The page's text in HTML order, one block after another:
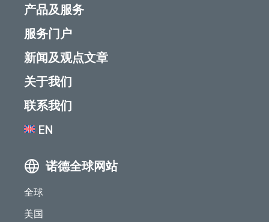
产品及服务
服务门户
新闻及观点文章
关于我们
联系我们
EN
诺德全球网站
全球
美国